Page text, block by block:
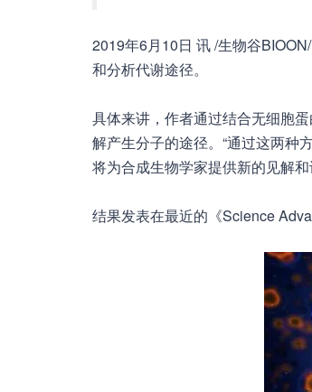
2019年6月10日 讯 /生物谷
和分析代谢途径。
具体来讲，作者通过结合无细胞
解产生分子的途径。“通过这两种
将为合成生物学家提供新的见解和
结果发表在最近的《Science